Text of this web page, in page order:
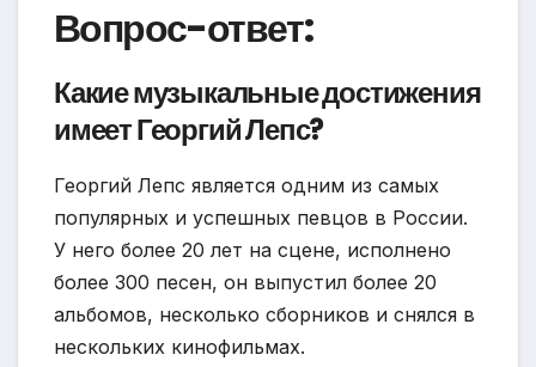
Вопрос-ответ:
Какие музыкальные достижения
имеет Георгий Лепс?
Георгий Лепс является одним из самых
популярных и успешных певцов в России.
У него более 20 лет на сцене, исполнено
более 300 песен, он выпустил более 20
альбомов, несколько сборников и снялся в
нескольких кинофильмах.